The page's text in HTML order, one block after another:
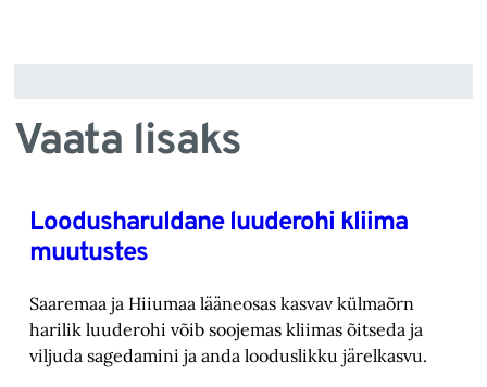
Vaata lisaks
Loodusharuldane luuderohi kliima
muutustes
Saaremaa ja Hiiumaa lääneosas kasvav külmaõrn
harilik luuderohi võib soojemas kliimas õitseda ja
viljuda sagedamini ja anda looduslikku järelkasvu.